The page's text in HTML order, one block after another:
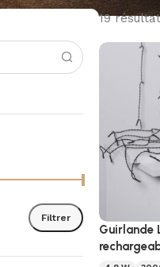
Filtrer
19
Guirlande